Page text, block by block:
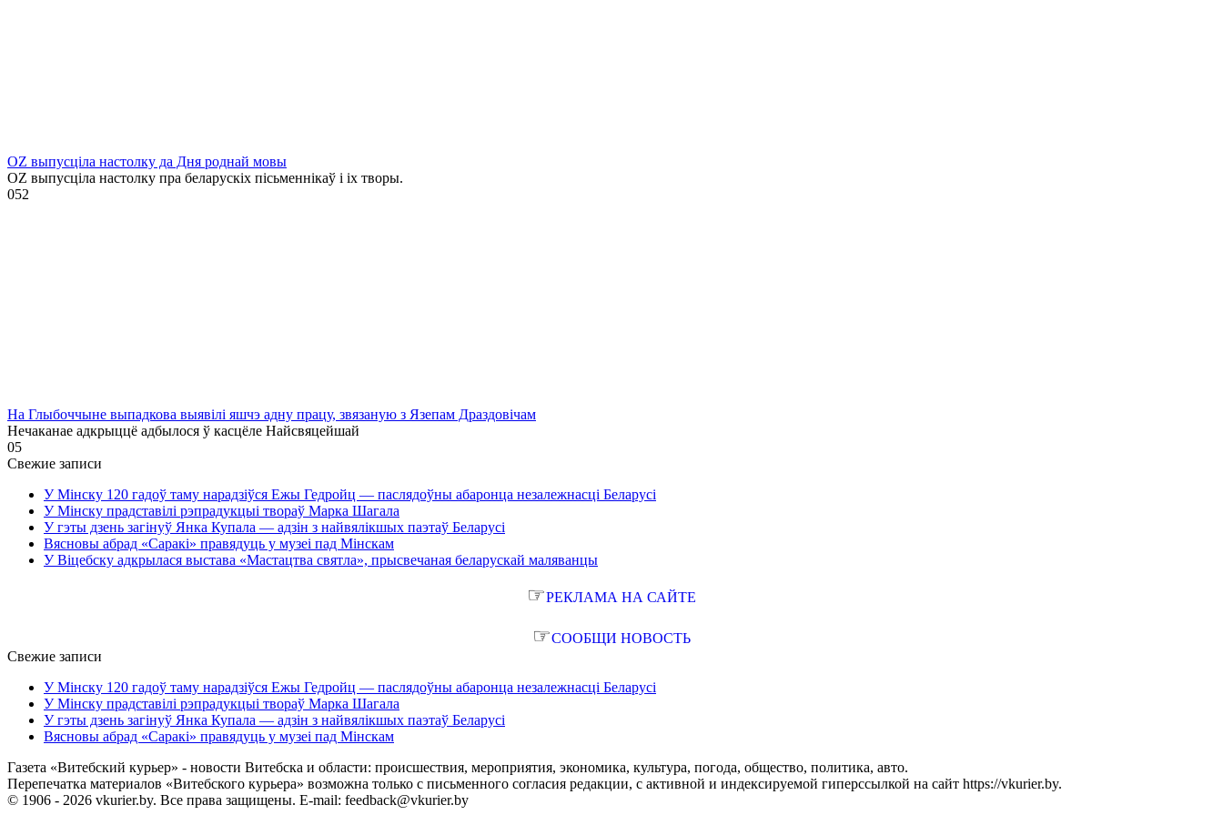
OZ выпусціла настолку да Дня роднай мовы
OZ выпусціла настолку пра беларускіх пісьменнікаў і іх творы.
052
На Глыбоччыне выпадкова выявілі яшчэ адну працу, звязаную з Язепам Драздовічам
Нечаканае адкрыццё адбылося ў касцёле Найсвяцейшай
05
Свежие записи
У Мінску 120 гадоў таму нарадзіўся Ежы Гедройц — паслядоўны абаронца незалежнасці Беларусі
У Мінску прадставілі рэпрадукцыі твораў Марка Шагала
У гэты дзень загінуў Янка Купала — адзін з найвялікшых паэтаў Беларусі
Вясновы абрад «Саракі» правядуць у музеі пад Мінскам
У Віцебску адкрылася выстава «Мастацтва святла», прысвечаная беларускай маляванцы
☞РЕКЛАМА НА САЙТЕ
☞СООБЩИ НОВОСТЬ
Свежие записи
У Мінску 120 гадоў таму нарадзіўся Ежы Гедройц — паслядоўны абаронца незалежнасці Беларусі
У Мінску прадставілі рэпрадукцыі твораў Марка Шагала
У гэты дзень загінуў Янка Купала — адзін з найвялікшых паэтаў Беларусі
Вясновы абрад «Саракі» правядуць у музеі пад Мінскам
Газета «Витебский курьер» - новости Витебска и области: происшествия, мероприятия, экономика, культура, погода, общество, политика, авто.
Перепечатка материалов «Витебского курьера» возможна только с письменного согласия редакции, с активной и индексируемой гиперссылкой на сайт https://vkurier.by.
© 1906 - 2026 vkurier.by. Все права защищены. E-mail: feedback@vkurier.by